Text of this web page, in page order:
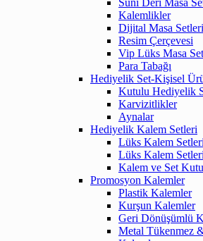
Kalemlikler
Dijital Masa Setleri
Resim Çerçevesi
Vip Lüks Masa
Para Tabağı
Hediyelik Set-Kişisel
Kutulu Hediyelik
Karvizitlikler
Aynalar
Hediyelik Kalem Setleri
Lüks Kalem
Lüks Kalem
Kalem ve Set
Promosyon Kalemler
Plastik Kalemler
Kurşun Kalemler
Geri Dönüşümlü
Metal Tükenmez